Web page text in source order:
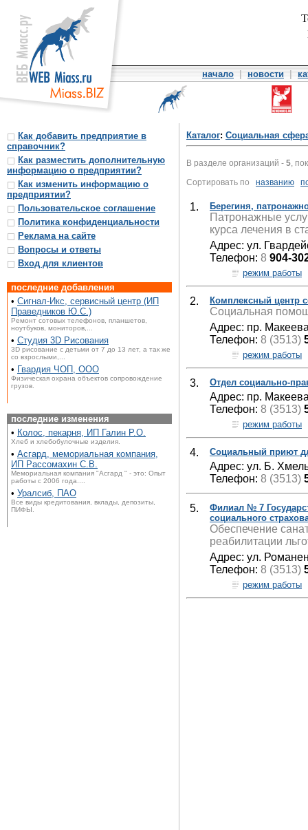
начало новости
Как добавить предприятие в
справочник?
Как разместить дополнительную
информацию о предприятии?
Как изменить информацию о
предприятии?
Пользовательское соглашение
Политика конфиденциальности
Реклама на сайте
Вопросы и ответы
Вход для клиентов
последние добавления
• Сигнал-Икс, сервисный центр (ИП
Праведников Ю.С.)
Ремонт сотовых телефонов, планшетов,
ноутбуков, мониторов,...
• Студия 3D Рисования
3D рисование с детьми от 7 до 13 лет, а так же
со взрослыми,...
• Гвардия ЧОП, ООО
Физическая охрана объектов сопровождение
грузов.
последние изменения
• Колос, пекарня, ИП Галин Р.О.
Хлеб и хлебобулочные изделия.
• Асгард, мемориальная компания,
ИП Рассомахин С.В.
Мемориальная компания "Асгард " - это: Опыт
работы с 2006 года....
• Уралсиб, ПАО
Все виды кредитования, вклады, депозиты,
ПИФЫ.
Каталог: Социальная
В разделе организаций - 5 ,
Сортировать по названию
1. Берегиня,
Патронажные
курса лечения в
Адрес: ул.
Телефон: 8 904-
режим работы
2. Комплексный центр
Социальная
Адрес: пр.
Телефон: 8 (3513)
режим работы
3. Отдел социально-
Адрес: пр.
Телефон: 8 (3513)
режим работы
4. Социальный приют
Адрес: ул. Б.
Телефон: 8 (3513)
5.
Филиал № 7
социального
Обеспечение
реабилитации
Адрес: ул.
Телефон: 8 (3513)
режим работы